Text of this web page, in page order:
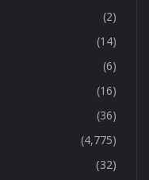
(2)
(14)
(6)
(16)
(36)
(4,775)
(32)